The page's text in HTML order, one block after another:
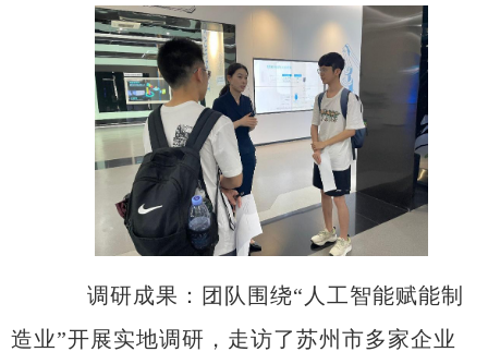
调研成果 ： 团队围绕“ 人工智能赋能制
造业”开展实地调研，走访了苏州市多家企业